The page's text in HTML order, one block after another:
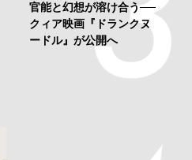
官能と幻想が溶け合う──
クィア映画『ドランクヌ
ードル』が公開へ